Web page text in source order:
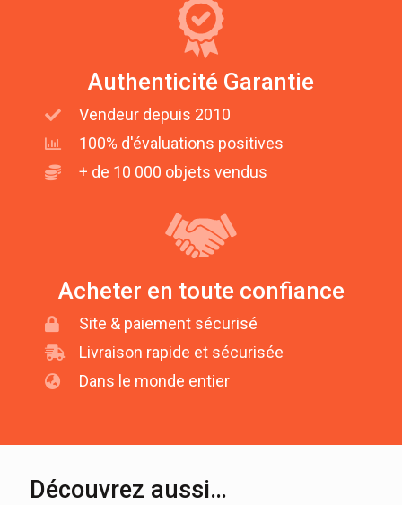
Authenticité Garantie
Vendeur depuis 2010
100% d'évaluations positives
+ de 10 000 objets vendus
Acheter en toute confiance
Site & paiement sécurisé
Livraison rapide et sécurisée
Dans le monde entier
Découvrez aussi…